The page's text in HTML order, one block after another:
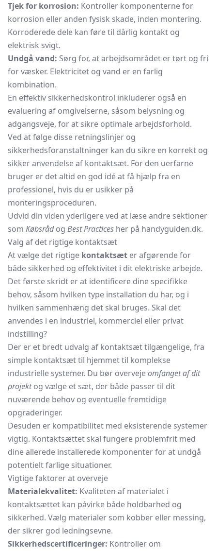
Tjek for korrosion: Kontroller komponenterne for
korrosion eller anden fysisk skade, inden montering.
Korroderede dele kan føre til dårlig kontakt og
elektrisk svigt.
Undgå vand: Sørg for, at arbejdsområdet er tørt og fri
for væsker. Elektricitet og vand er en farlig
kombination.
En effektiv sikkerhedskontrol inkluderer også en
evaluering af omgivelserne, såsom belysning og
adgangsveje, for at sikre optimale arbejdsforhold.
Ved at følge disse retningslinjer og
sikkerhedsforanstaltninger kan du sikre en korrekt og
sikker anvendelse af kontaktsæt. For den uerfarne
bruger er det altid en god idé at få hjælp fra en
professionel, hvis du er usikker på
monteringsproceduren.
Udvid din viden yderligere ved at læse andre sektioner
som Købsrådog Best Practices her på handyguiden.dk.
Valg af det rigtige kontaktsæt
At vælge det rigtige kontaktsæt er afgørende for
både sikkerhed og effektivitet i dit elektriske arbejde.
Det første skridt er at identificere dine specifikke
behov, såsom hvilken type installation du har, og i
hvilken sammenhæng det skal bruges. Skal det
anvendes i en industriel, kommerciel eller privat
indstilling?
Der er et bredt udvalg af kontaktsæt tilgængelige, fra
simple kontaktsæt til hjemmet til komplekse
industrielle systemer. Du bør overvejeomfanget af dit
projektog vælge et sæt, der både passer til dit
nuværende behov og eventuelle fremtidige
opgraderinger.
Desuden er kompatibilitet med eksisterende systemer
vigtig. Kontaktsættet skal fungere problemfrit med
dine allerede installerede komponenter for at undgå
potentielt farlige situationer.
Vigtige faktorer at overveje
Materialekvalitet: Kvaliteten af materialet i
kontaktsættet kan påvirke både holdbarhed og
sikkerhed. Vælg materialer som kobber eller messing,
der sikrer god ledningsevne.
Sikkerhedscertificeringer: Kontroller om